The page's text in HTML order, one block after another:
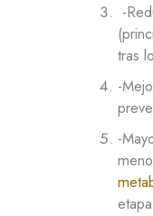
-
tras
-
-